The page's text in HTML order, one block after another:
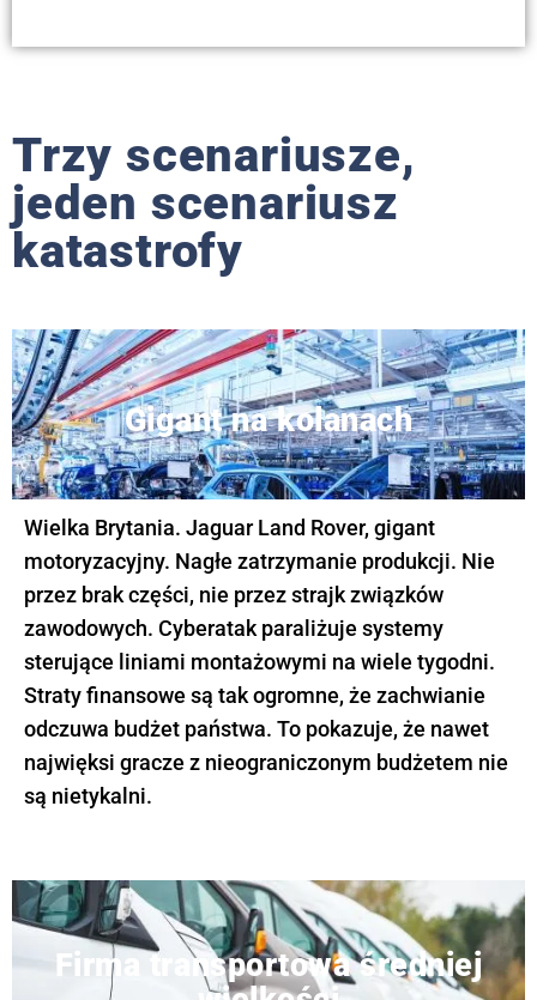
Trzy scenariusze,
jeden scenariusz
katastrofy
Gigant na kolanach
Wielka Brytania. Jaguar Land Rover, gigant
motoryzacyjny. Nagłe zatrzymanie produkcji. Nie
przez brak części, nie przez strajk związków
zawodowych. Cyberatak paraliżuje systemy
sterujące liniami montażowymi na wiele tygodni.
Straty finansowe są tak ogromne, że zachwianie
odczuwa budżet państwa. To pokazuje, że nawet
najwięksi gracze z nieograniczonym budżetem nie
są nietykalni.
Firma transportowa średniej